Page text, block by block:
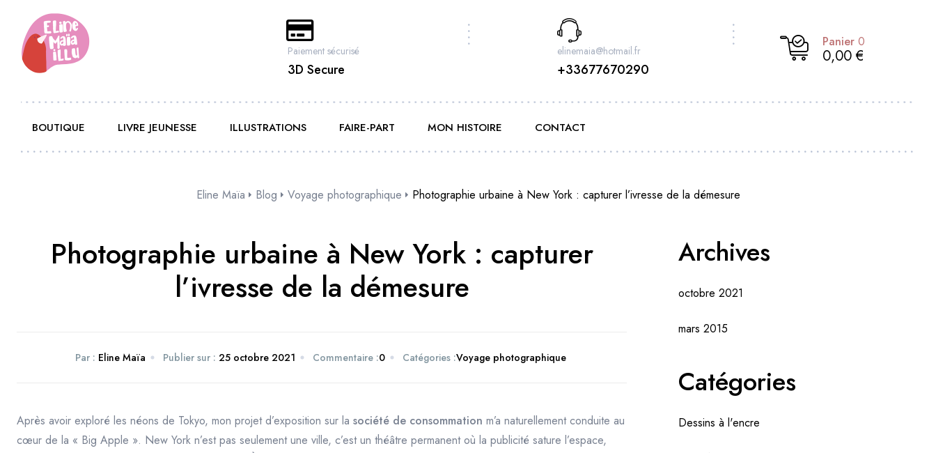
Paiement sécurisé
3D Secure
elinemaia@hotmail.fr
+33677670290
Panier 0
0,00 €
BOUTIQUE LIVRE JEUNESSE ILLUSTRATIONS FAIRE-PART MON HISTOIRE CONTACT
Eline Maïa Blog Voyage photographique Photographie urbaine à New York : capturer l’ivresse de la démesure
Par : Eline Maïa Publier sur : 25 octobre 2021 Commentaire :0 Catégories :Voyage photographique
Photographie urbaine à New York : capturer
l’ivresse de la démesure
Après avoir exploré les néons de Tokyo, mon projet d’exposition sur la société de consommation m’a naturellement conduite au
cœur de la « Big Apple ». New York n’est pas seulement une ville, c’est un théâtre permanent où la publicité sature l’espace,
Archives
octobre 2021
mars 2015
Catégories
Dessins à l'encre